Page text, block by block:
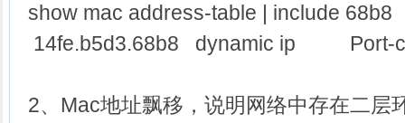
show mac address-table | include 68b8
14fe.b5d3.68b8 dynamic ip Port-
2、Mac地址飘移，说明网络中存在二层